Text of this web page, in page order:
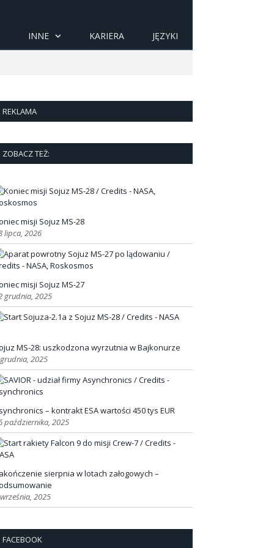
INNE KARIERA JĘZYKI
REKLAMA
ZOBACZ TEŻ:
misji Sojuz MS-28
lipca, 2026
misji Sojuz MS-27
grudnia, 2025
MS-28: uszkodzona wyrzutnia w Bajkonurze
2025
– kontrakt ESA wartości 450 tys EUR
października, 2025
sierpnia w lotach załogowych –
2025
FACEBOOK